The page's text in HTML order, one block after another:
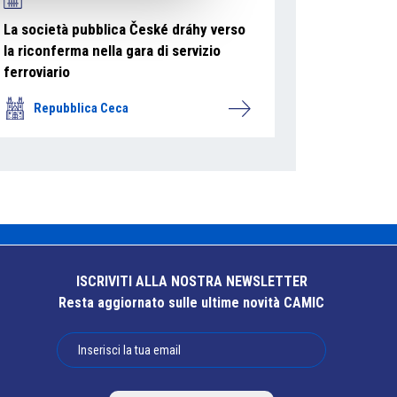
La società pubblica České dráhy verso
la riconferma nella gara di servizio
ferroviario
Repubblica Ceca
ISCRIVITI ALLA NOSTRA NEWSLETTER
Resta aggiornato sulle ultime novità CAMIC